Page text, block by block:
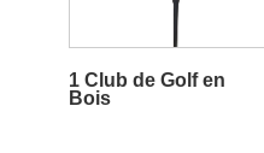
1 Club de Golf en
Bois